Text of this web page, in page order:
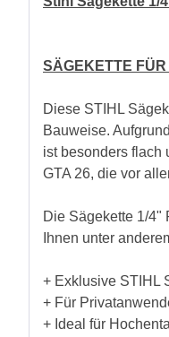
SÄGEKETTE
Diese STIHL
Bauweise.
ist besonders flach
GTA 26, die vor
Die Sägekette 1/4"
Ihnen unter
+ Exklusive STIHL
+ Für
+ Ideal für